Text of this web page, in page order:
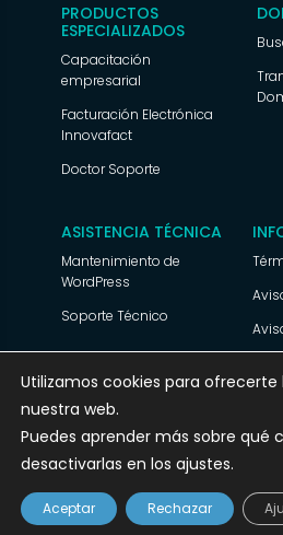
PRODUCTOS
ESPECIALIZADOS
Capacitación
empresarial
Facturación Electrónica
Innovafact
Doctor Soporte
ASISTENCIA TÉCNICA
Mantenimiento de
WordPress
Soporte Técnico
© 2025 Ecolohosting.com
Utilizamos cookies para
nuestra web.
Puedes aprender más sobre qué
desactivarlas en los ajustes.
Aceptar Rechazar
Hola ¿Cómo te puedo